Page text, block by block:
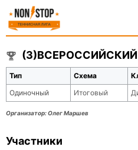
(3)ВСЕРОССИЙСКИЙ
Тип Схема
Одиночный
Итоговый
Организатор:Олег Маршев
Участники